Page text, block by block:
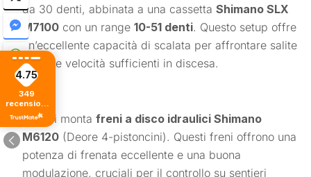
da 30 denti, abbinata a una cassettaShimano SLX
M7100 con un range10-51 denti. Questo setup offre
un’eccellente capacità di scalata per affrontare salite
ripide e velocità sufficienti in discesa.
Freni
La bici montafreni a disco idraulici Shimano
M6120 (Deore 4-pistoncini). Questi freni offrono una
potenza di frenata eccellente e una buona
modulazione, cruciali per il controllo su sentieri
4.75
349
recensioni
di tutti i